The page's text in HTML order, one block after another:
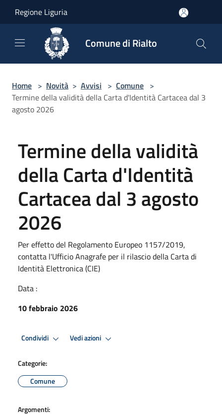
Regione Liguria
Comune di Rialto
Home > Novità > Avvisi > Comune >
Termine della validità della Carta d'Identità Cartacea dal 3
agosto 2026
Termine della validità
della Carta d'Identità
Cartacea dal 3 agosto
2026
Per effetto del Regolamento Europeo 1157/2019,
contatta l'Ufficio Anagrafe per il rilascio della Carta di
Identità Elettronica (CIE)
Data :
10 febbraio 2026
Condividi Vedi azioni
Categorie:
Comune
Argomenti: